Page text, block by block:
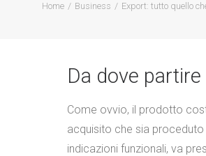
Home Business Export: tutto quello
Da dove partire
Come ovvio, il prodotto
acquisito che sia
indicazioni funzionali, va